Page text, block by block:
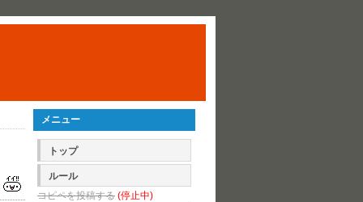
メニュー
トップ
ルール
コピペを投稿する (停止中)